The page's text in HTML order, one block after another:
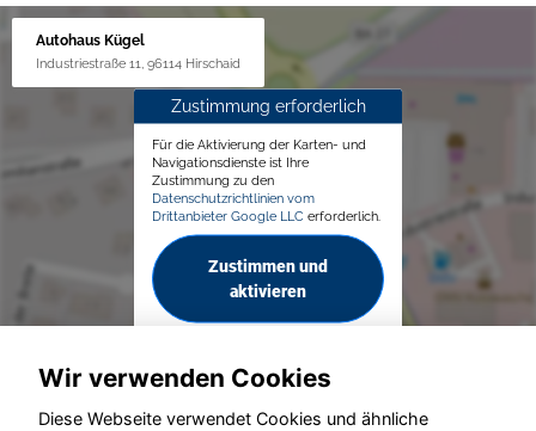
Autohaus Kügel
Industriestraße 11, 96114 Hirschaid
Zustimmung erforderlich
Für die Aktivierung der Karten- und
Navigationsdienste ist Ihre
Zustimmung zu den
Datenschutzrichtlinien vom
Drittanbieter Google LLC erforderlich.
Zustimmen und
aktivieren
Wir verwenden Cookies
Diese Webseite verwendet Cookies und ähnliche